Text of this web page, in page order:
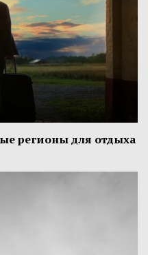
регионы для отдыха